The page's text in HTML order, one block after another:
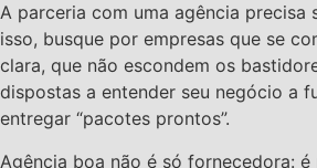
A parceria com uma agência precisa
isso, busque por empresas que se
clara, que não escondem os
dispostas a entender seu negócio a
entregar “pacotes prontos”.
Agência boa não é só fornecedora: